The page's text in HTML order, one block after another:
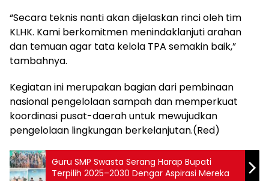
“Secara teknis nanti akan dijelaskan rinci oleh tim
KLHK. Kami berkomitmen menindaklanjuti arahan
dan temuan agar tata kelola TPA semakin baik,”
tambahnya.
Kegiatan ini merupakan bagian dari pembinaan
nasional pengelolaan sampah dan memperkuat
koordinasi pusat-daerah untuk mewujudkan
pengelolaan lingkungan berkelanjutan.(Red)
Guru SMP Swasta Serang Harap Bupati
Terpilih 2025–2030 Dengar Aspirasi Mereka